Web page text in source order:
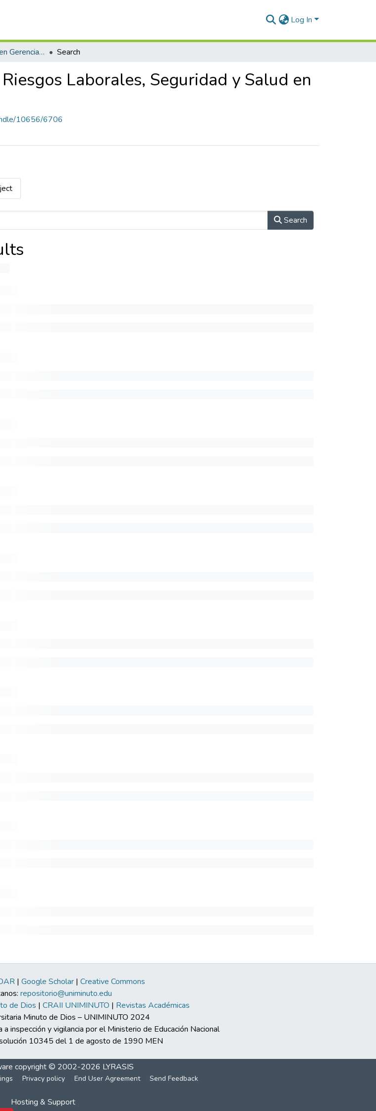
Log In
Especialización en Gerencia en Riesgos Laborales, Seguridad y Salud en el Trabajo Search
Laborales, Seguridad y Salud en
10656/6706
Search
| Google Scholar| Creative Commons
repositorio@uniminuto.edu
de Dios | CRAII UNIMINUTO | Revistas Académicas
Minuto de Dios – UNIMINUTO 2024
inspección y vigilancia por el Ministerio de Educación Nacional
10345 del 1 de agosto de 1990 MEN
copyright © 2002-2026 LYRASIS
Privacy policy End User Agreement Send Feedback
Hosting & Support